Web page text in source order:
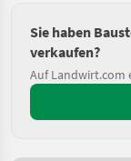
Sie haben
verkaufen?
Auf Landwirt.com